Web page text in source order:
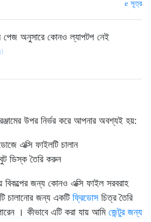
সূত্র
পেজ অনুসারে কোনও ল্যাপটপ নেই
উপর নির্ভর করে আপনার অবশ্যই হয়:
এক্সি ফাইলটি চালান
ডিস্ক তৈরি করুন
বিকল্পের জন্য কোনও এক্সি ফাইল সরবরাহ
চালানোর জন্য একটি ফ্রিডোসচিত্র তৈরি
। কীভাবে এটি করা যায় আমি জেন্টুর জন্য